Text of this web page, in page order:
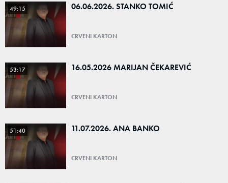
49:15 06.06.2026. STANKO TOMIĆ
CRVENI KARTON
53:17 16.05.2026 MARIJAN ČEKAREVIĆ
CRVENI KARTON
51:40 11.07.2026. ANA BANKO
CRVENI KARTON